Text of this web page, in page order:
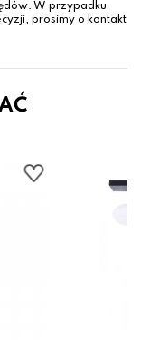
W przypadku
prosimy o kontakt